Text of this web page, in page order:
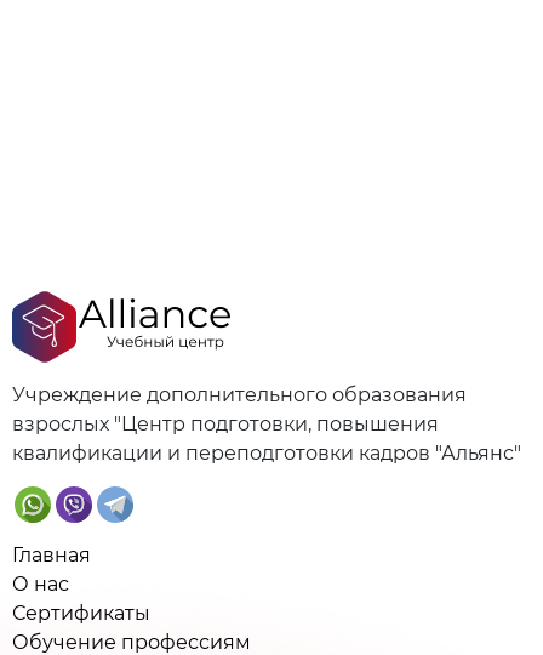
Учреждение дополнительного образования
взрослых "Центр подготовки, повышения
квалификации и переподготовки кадров "Альянс"
Главная
О нас
Сертификаты
Обучение профессиям